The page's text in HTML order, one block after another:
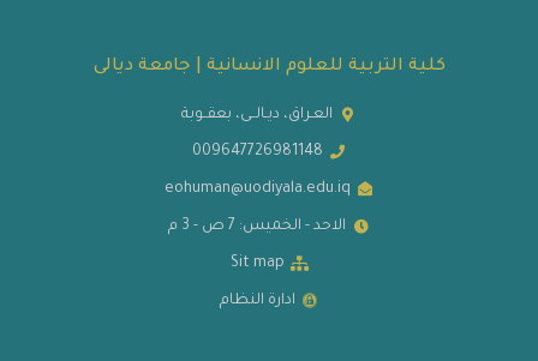
كلية التربية للعلوم الانسانية | جامعة ديالى
العـراق، ديـالــى، بعقــوبة
009647726981148
eohuman@uodiyala.edu.iq
الاحد - الخميس: 7 ص - 3 م
Sit map
ادارة النظام